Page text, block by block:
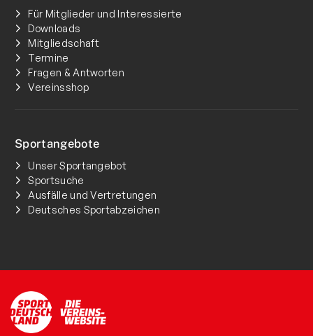
Für Mitglieder und Interessierte
Downloads
Mitgliedschaft
Termine
Fragen & Antworten
Vereinsshop
Sportangebote
Unser Sportangebot
Sportsuche
Ausfälle und Vertretungen
Deutsches Sportabzeichen